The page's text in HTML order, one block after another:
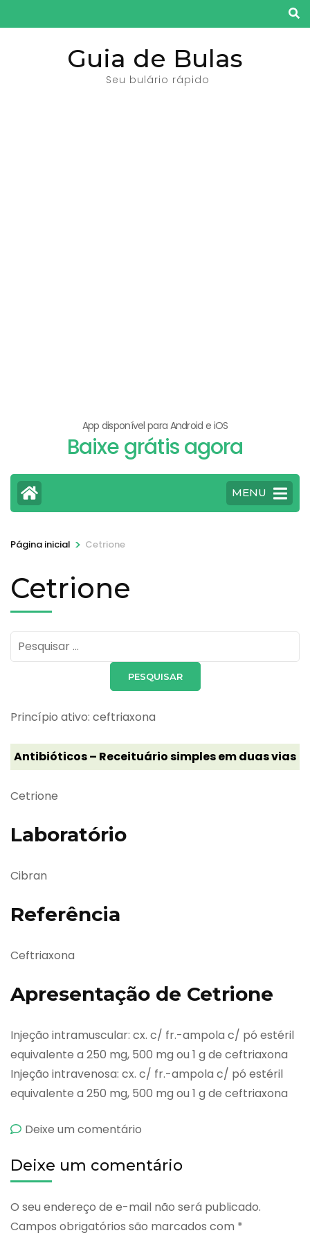
para
Guia de Bulas
Seu bulário rápido
App disponível para Android e iOS
Baixe grátis agora
MENU
Página inicial > Cetrione
Cetrione
Pesquisar
por:
Princípio ativo: ceftriaxona
Antibióticos – Receituário simples em duas vias
Cetrione
Laboratório
Cibran
Referência
Ceftriaxona
Apresentação de Cetrione
Injeção intramuscular: cx. c/ fr.-ampola c/ pó estéril
equivalente a 250 mg, 500 mg ou 1 g de ceftriaxona
Injeção intravenosa: cx. c/ fr.-ampola c/ pó estéril
equivalente a 250 mg, 500 mg ou 1 g de ceftriaxona
Deixe um comentário
Deixe um comentário
O seu endereço de e-mail não será publicado.
Campos obrigatórios são marcados com *